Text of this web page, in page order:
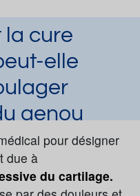
la cure
elle
genou
le 12/07/2024
externe
pour désigner
due à
du cartilage.